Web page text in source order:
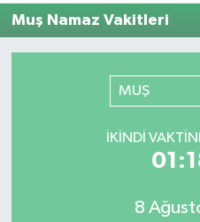
Muş Namaz Vakitleri
MUŞ
İKINDI
8
Denizli Hava Durumu
Denizli Trafik
Puan Durumu ve
Tüm Manşetler